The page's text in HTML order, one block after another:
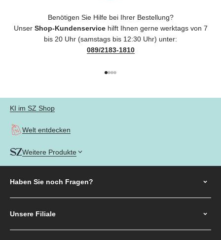
Benötigen Sie Hilfe bei Ihrer Bestellung?
Unser Shop-Kundenservicehilft Ihnen gerne werktags von 7
bis 20 Uhr (samstags bis 12:30 Uhr) unter:
089/2183-1810
KI im SZ Shop
Welt entdecken
Weitere Produkte
Haben Sie noch Fragen?
Unsere Filiale